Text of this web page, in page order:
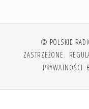
© POLSKIE
ZASTRZEŻONE.
PRYWATNOŚCI